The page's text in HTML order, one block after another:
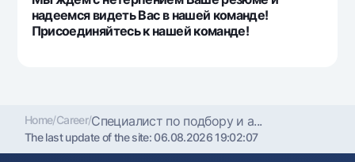
надеемся видеть Вас в нашей команде!
Присоединяйтесь к нашей команде!
Home/Career/Специалист по подбору и а...
The last update of the site:06.08.2026 19:02:07